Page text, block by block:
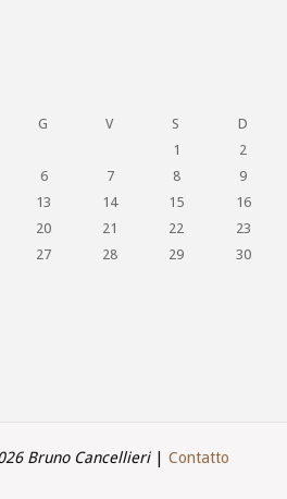
G V S
D
1
2
6 7 8
9
13 14 15
16
20 21 22
23
27 28 29
30
Bruno Cancellieri| Contatto